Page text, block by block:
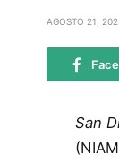
AGOSTO 21,
San